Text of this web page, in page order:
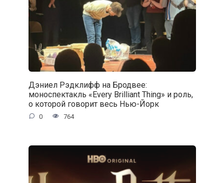
Дэниел Рэдклифф на Бродвее:
моноспектакль «Every Brilliant Thing» и роль,
о которой говорит весь Нью-Йорк
0 764